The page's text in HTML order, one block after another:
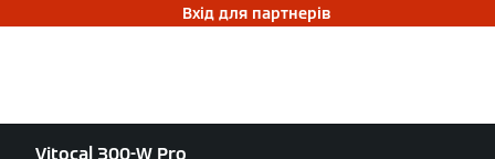
Вхід для партнерів
Vitocal 300-W Pro